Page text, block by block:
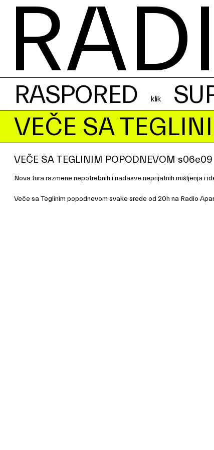
RASPORED
VEČE SA
VEČE SA TEGLINIM POPODNEVOM s06e09
Nova tura razmene nepotrebnih i nadasve neprijatnih mišljenja i
Veče sa Teglinim popodnevom svake srede od 20h na Radio